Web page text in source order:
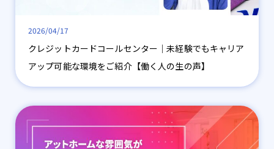
2026/04/17
クレジットカードコールセンター│未経験でもキャリア
アップ可能な環境をご紹介【働く人の生の声】